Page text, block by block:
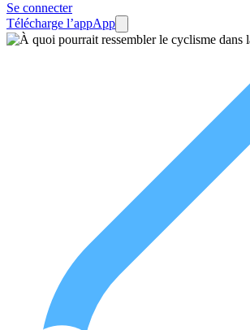
Se connecter
Télécharge l’appApp